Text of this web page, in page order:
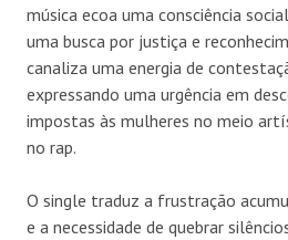
música ecoa uma consciência
uma busca por justiça e
canaliza uma energia de
expressando uma urgência em
impostas às mulheres no meio
no rap.
O single traduz a frustração
e a necessidade de quebrar